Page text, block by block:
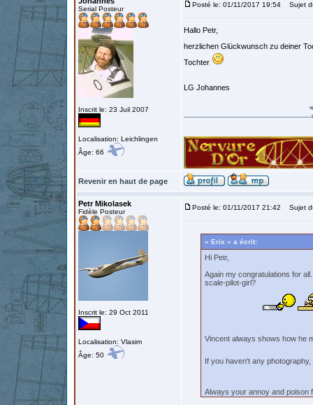
Serial Posteur
Inscrit le: 23 Juil 2007
Localisation: Leichlingen
Âge: 66
Posté le: 01/11/2017 19:54 Sujet
Hallo Petr,
herzlichen Glückwunsch zu deiner
Tochter
LG Johannes
Revenir en haut de page
Petr Mikolasek
Fidèle Posteur
Inscrit le: 29 Oct 2011
Localisation: Vlasim
Âge: 50
Posté le: 01/11/2017 21:42 Sujet
« Erix » a écrit:
Hi Petr,
Again my congratulations for
scale-pilot-girl?
Vincent always shows how he
If you haven't any
Always your annoy and poison
Erix